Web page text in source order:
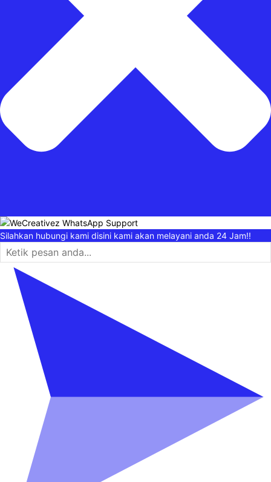
Silahkan hubungi kami disini kami akan melayani anda 24 Jam!!